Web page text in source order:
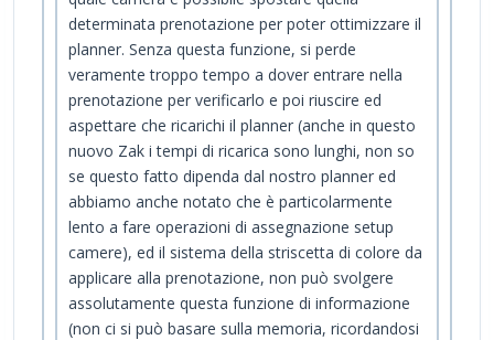
determinata prenotazione per poter ottimizzare il
planner. Senza questa funzione, si perde
veramente troppo tempo a dover entrare nella
prenotazione per verificarlo e poi riuscire ed
aspettare che ricarichi il planner (anche in questo
nuovo Zak i tempi di ricarica sono lunghi, non so
se questo fatto dipenda dal nostro planner ed
abbiamo anche notato che è particolarmente
lento a fare operazioni di assegnazione setup
camere), ed il sistema della striscetta di colore da
applicare alla prenotazione, non può svolgere
assolutamente questa funzione di informazione
(non ci si può basare sulla memoria, ricordandosi